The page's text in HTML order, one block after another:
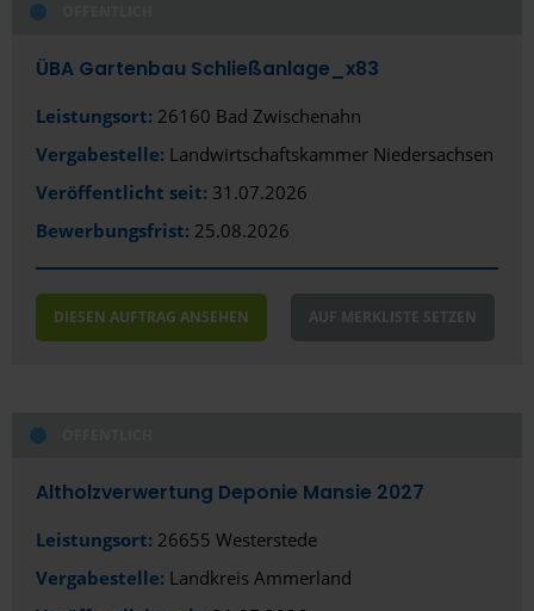
ÜBA Gartenbau Schließanlage_x83
Leistungsort: 26160 Bad Zwischenahn
Vergabestelle: Landwirtschaftskammer Niedersachsen
Veröffentlicht seit: 31.07.2026
Bewerbungsfrist: 25.08.2026
DIESEN AUFTRAG ANSEHEN AUF MERKLISTE SETZEN
Altholzverwertung Deponie Mansie 2027
Leistungsort: 26655 Westerstede
Vergabestelle: Landkreis Ammerland